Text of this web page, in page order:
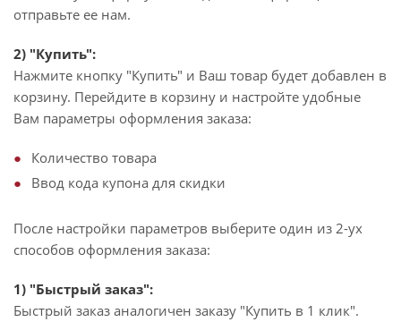
отправьте ее нам.
2) "Купить":
Нажмите кнопку "Купить" и Ваш товар будет добавлен в
корзину. Перейдите в корзину и настройте удобные
Вам параметры оформления заказа:
Количество товара
Ввод кода купона для скидки
После настройки параметров выберите один из 2-ух
способов оформления заказа:
1) "Быстрый заказ":
Быстрый заказ аналогичен заказу "Купить в 1 клик".